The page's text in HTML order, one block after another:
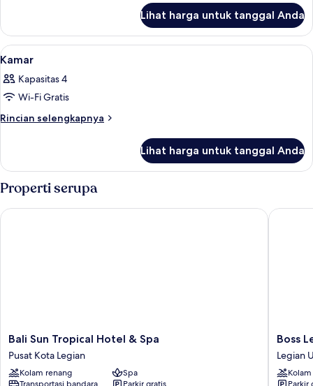
Family
Duplex
Apartment
Lihat harga untuk tanggal Anda
Lihat
semua
foto
untuk
Kamar
Seprai premium, minibar, brankas,
6
Kamar
Kapasitas 4
Wi-Fi Gratis
Rincian selengkapnya
Rincian
Kamar
Lihat harga untuk tanggal Anda
Properti serupa
Bali
Sun
Tropical
Hotel
Bali Sun Tropical Hotel & Spa
Pusat Kota Legian
Kolam renang
Spa
Transportasi bandara
Parkir gratis
Bali Sun Tropical Hotel & Spa
Boss
Legian
Hotel
Boss
Legian
Parkir
Boss